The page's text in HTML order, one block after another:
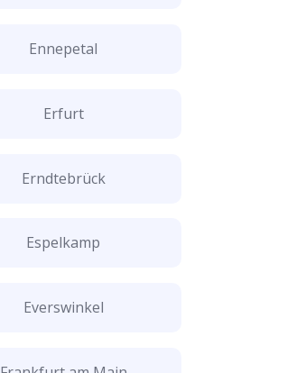
Ennepetal
Erfurt
Erndtebrück
Espelkamp
Everswinkel